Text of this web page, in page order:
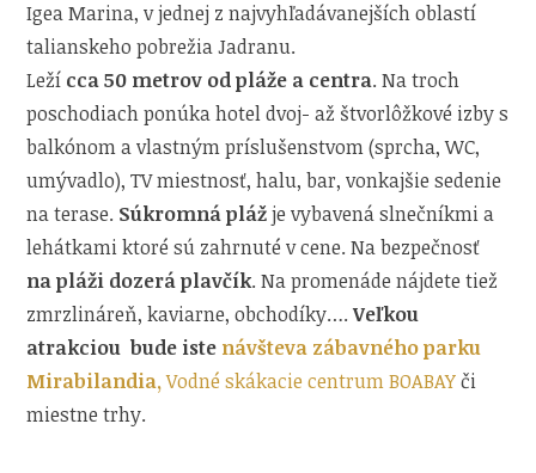
Igea Marina, v jednej z najvyhľadávanejších oblastí
talianskeho pobrežia Jadranu.
Leží cca 50 metrov od pláže a centra. Na troch
poschodiach ponúka hotel dvoj- až štvorlôžkové izby s
balkónom a vlastným príslušenstvom (sprcha, WC,
umývadlo), TV miestnosť, halu, bar, vonkajšie sedenie
na terase. Súkromná plážje vybavená slnečníkmi a
lehátkami ktoré sú zahrnuté v cene. Na bezpečnosť
na pláži dozerá plavčík. Na promenáde nájdete tiež
zmrzlináreň, kaviarne, obchodíky….Veľkou
atrakciou bude iste návšteva zábavného parku
Mirabilandia,Vodné skákacie centrum BOABAYči
miestne trhy.